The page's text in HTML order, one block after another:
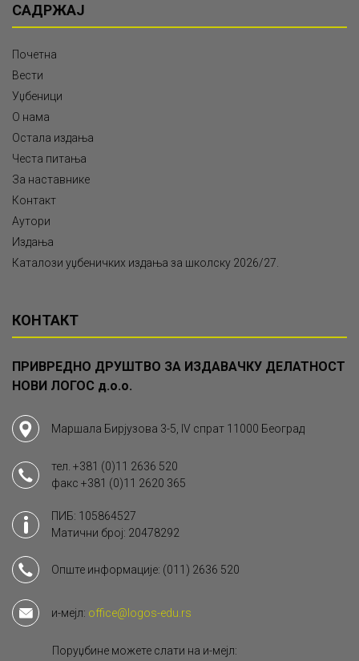
САДРЖАЈ
Почетна
Вести
Уџбеници
О нама
Остала издања
Честа питања
За наставнике
Контакт
Аутори
Издања
Каталози уџбеничких издања за школску 2026/27.
КОНТАКТ
ПРИВРЕДНО ДРУШТВО ЗА ИЗДАВАЧКУ ДЕЛАТНОСТ
НОВИ ЛОГОС д.о.о.
Маршала Бирјузова 3-5, IV спрат 11000 Београд
тел. +381 (0)11 2636 520
факс +381 (0)11 2620 365
ПИБ: 105864527
Матични број: 20478292
Опште информације: (011) 2636 520
и-мејл: office@logos-edu.rs
Поруџбине можете слати на и-мејл: